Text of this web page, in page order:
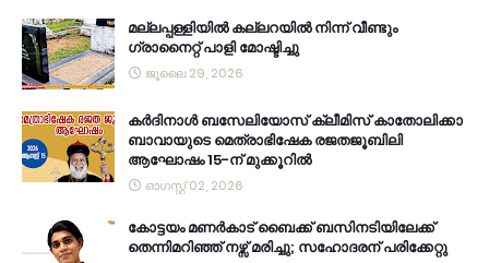
മല്ലപ്പള്ളിയിൽ കല്ലറയിൽ നിന്ന് വീണ്ടും
ഗ്രാനൈറ്റ് പാളി മോഷ്ടിച്ചു
ജൂലൈ 29, 2026
കര്‍ദിനാള്‍ ബസേലിയോസ് ക്ലീമിസ് കാതോലിക്കാ
ബാവായുടെ മെത്രാഭിഷേക രജതജൂബിലി
ആഘോഷം 15-ന് മുക്കൂറില്‍
ഓഗസ്റ്റ് 02, 2026
കോട്ടയം മണർകാട് ബൈക്ക് ബസിനടിയിലേക്ക്
തെന്നിമറിഞ്ഞ് നഴ്സ് മരിച്ചു; സഹോദരന് പരിക്കേറ്റു